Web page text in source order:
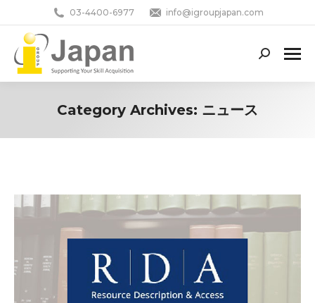
03-4400-6977 info@igroupjapan.com
Search:
Category Archives: ニュース